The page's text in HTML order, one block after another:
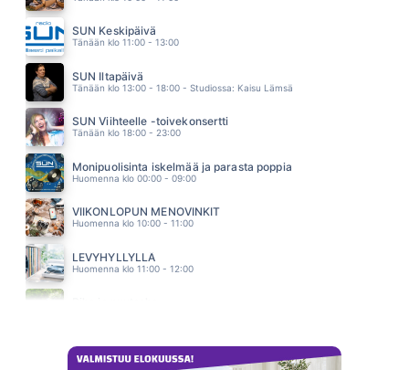
TAKE THAT
02.13
TUURE KILPELÄINEN
02.10
SUN Keskipäivä
Tänään klo 11:00 - 13:00
SUN Iltapäivä
Tänään klo 13:00 - 18:00 - Studiossa: Kaisu Lämsä
SUN Viihteelle -toivekonsertti
Tänään klo 18:00 - 23:00
Monipuolisinta iskelmää ja parasta poppia
Huomenna klo 00:00 - 09:00
VIIKONLOPUN MENOVINKIT
Huomenna klo 10:00 - 11:00
LEVYHYLLYLLÄ
Huomenna klo 11:00 - 12:00